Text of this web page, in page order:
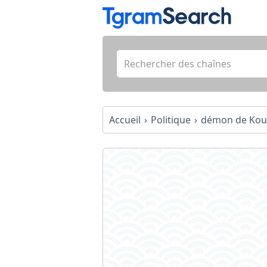
Accueil Politique démon de